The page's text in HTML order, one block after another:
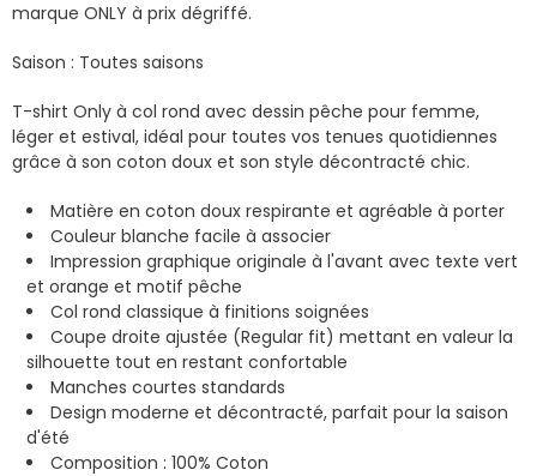
marque ONLY à prix dégriffé.
Saison : Toutes saisons
T-shirt Only à col rond avec dessin pêche pour femme,
léger et estival, idéal pour toutes vos tenues quotidiennes
grâce à son coton doux et son style décontracté chic.
Matière en coton doux respirante et agréable à porter
Couleur blanche facile à associer
Impression graphique originale à l'avant avec texte vert
et orange et motif pêche
Col rond classique à finitions soignées
Coupe droite ajustée (Regular fit) mettant en valeur la
silhouette tout en restant confortable
Manches courtes standards
Design moderne et décontracté, parfait pour la saison
d'été
Composition : 100% Coton